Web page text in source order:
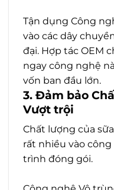
Tận dụng Công
vào các dây
đại. Hợp tác OEM
ngay công nghệ
vốn ban đầu lớn.
3. Đảm bảo
Vượt trội
Chất lượng của
rất nhiều vào
trình đóng gói.